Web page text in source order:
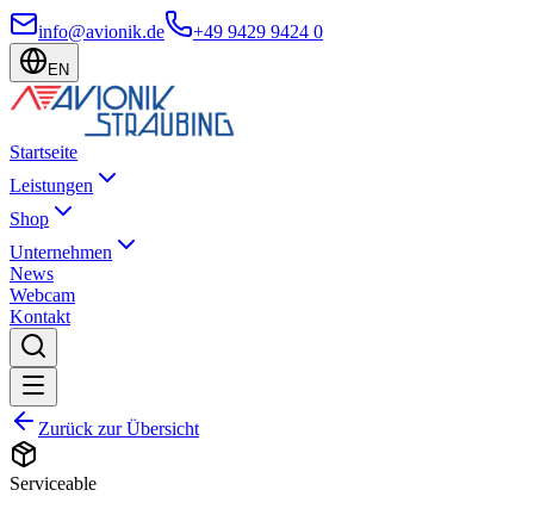
info@avionik.de +49 9429 9424 0
EN
Startseite
Leistungen
Shop
Unternehmen
News
Webcam
Kontakt
Zurück zur Übersicht
Serviceable